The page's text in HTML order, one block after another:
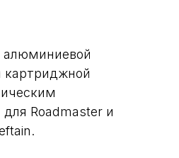
алюминиевой
Roadmaster и